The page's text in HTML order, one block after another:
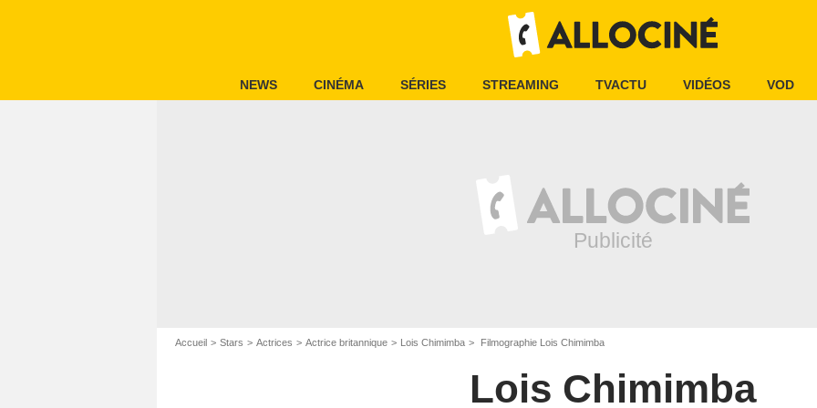
NEWS CINÉMA SÉRIES STREAMING TVACTU VIDÉOS VOD
Accueil Stars Actrices Actrice britannique Lois Chimimba Filmographie Lois Chimimba
Lois Chimimba